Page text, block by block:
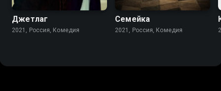
Джетлаг
2021, Россия, Комедия
Семейка
2021, Россия, Комедия